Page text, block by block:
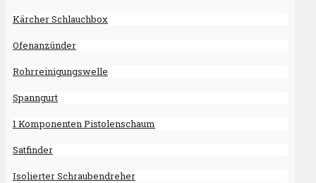
Kärcher Schlauchbox
Ofenanzünder
Rohrreinigungswelle
Spanngurt
1 Komponenten Pistolenschaum
Satfinder
Isolierter Schraubendreher